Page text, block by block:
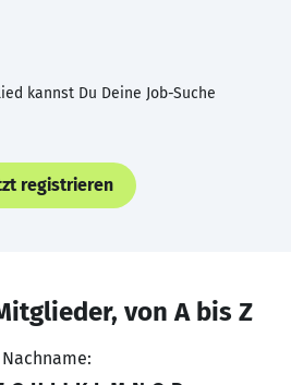
kannst Du Deine Job-Suche
registrieren
von A bis Z
Nachname: